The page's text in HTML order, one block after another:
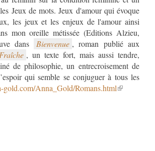
Jeux de mots. Jeux d'amour qui évoque
les jeux et les enjeux de l'amour ainsi
mon oreille métissée (Editions Alzieu,
dans
Bienvenue , roman publié aux
, un texte fort, mais aussi tendre,
de philosophie, un entrecroisement de
qui semble se conjuguer à tous les
gold.com/Anna_Gold/Romans.html